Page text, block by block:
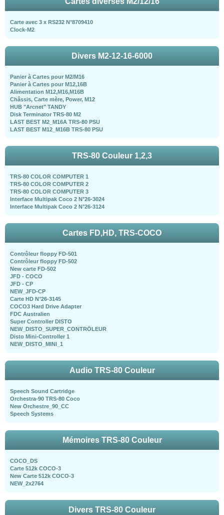
Carte avec 3 x RS232 N°8709410
Clock-M2
Divers M2-12-16-6000
Panier à Cartes pour M2/M16
Panier à Cartes pour M12,16B
Alimentation M12,M16,M16B
Châssis, Carte mère, Power, M12
HUB "Arcnet" TANDY
Disk Terminator TRS-80 M2
LAST BEST M2_M16A TRS-80 PSU
LAST BEST M12_M16B TRS-80 PSU
TRS-80 Couleur 1,2,3
TRS-80 COLOR COMPUTER 1
TRS-80 COLOR COMPUTER 2
TRS-80 COLOR COMPUTER 3
Interface Multipak Coco 2 N°26-3024
Interface Multipak Coco 2 N°26-3124
Cartes FD,HD, TRS-COCO
Contrôleur floppy FD-501
Contrôleur floppy FD-502
New carte FD-502
JFD - COCO
JFD - CP
NEW_JFD-CP
Carte HD N°26-3145
COCO3 Hard Drive Adapter
FDC Australien
Super Controller DISTO
NEW_DISTO_SUPER_CONTRÖLEUR
Disto Mini-Controller 1
NEW_DISTO_MINI_1
Audio TRS-80 Couleur
Speech Sound Cartridge
Orchestra-90 TRS-80 Coco
New Orchestre_90_CC
Speech Systems
Mémoires TRS-80 Couleur
COCO_DS
Carte 512k COCO-3
New Carte 512k COCO-3
NEW_2x2764
Divers TRS-80 Couleur